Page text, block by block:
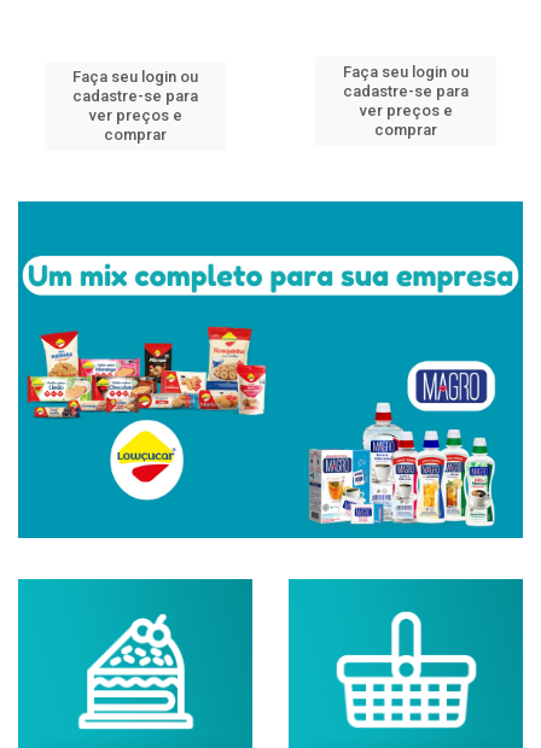
Faça seu login ou
cadastre-se para
ver preços e
comprar
Faça seu login ou
cadastre-se para
ver preços e
comprar